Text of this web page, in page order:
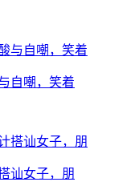
自嘲，笑着
讪女子，朋